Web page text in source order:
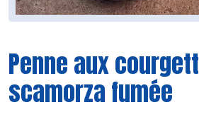
Penne aux
scamorza fumée